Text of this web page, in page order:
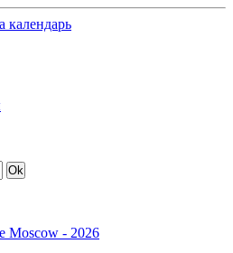
календарь